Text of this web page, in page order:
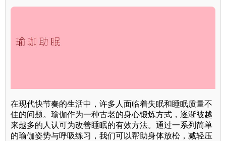
在现代快节奏的生活中，许多人面临着失眠和睡眠质量不
佳的问题。瑜伽作为一种古老的身心锻炼方式，逐渐被越
来越多的人认可为改善睡眠的有效方法。通过一系列简单
的瑜伽姿势与呼吸练习，我们可以帮助身体放松，减轻压